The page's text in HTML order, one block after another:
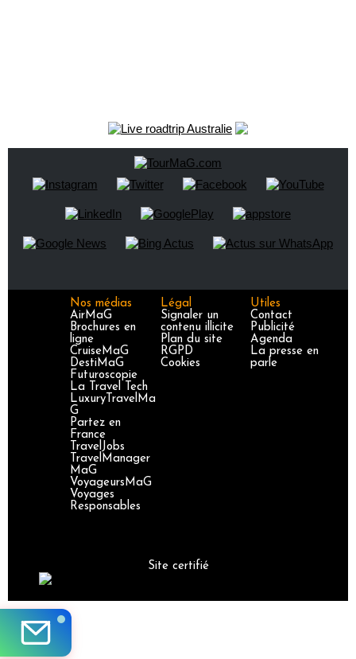
Nos médias
AirMaG
Brochures en
ligne
CruiseMaG
DestiMaG
Futuroscopie
La Travel Tech
LuxuryTravelMa
G
Partez en
France
TravelJobs
TravelManager
MaG
VoyageursMaG
Voyages
Responsables
Légal
Signaler un
contenu illicite
Plan du site
RGPD
Cookies
Utiles
Contact
Publicité
Agenda
La presse en
parle
Site certifié